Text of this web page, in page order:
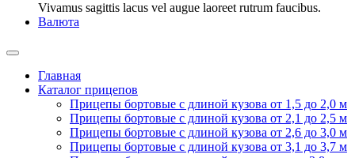
Vivamus sagittis lacus vel augue laoreet rutrum faucibus.
Валюта
Главная
Каталог прицепов
Прицепы бортовые с длиной кузова от 1,5 до 2,0 м
Прицепы бортовые с длиной кузова от 2,1 до 2,5 м
Прицепы бортовые с длиной кузова от 2,6 до 3,0 м
Прицепы бортовые с длиной кузова от 3,1 до 3,7 м